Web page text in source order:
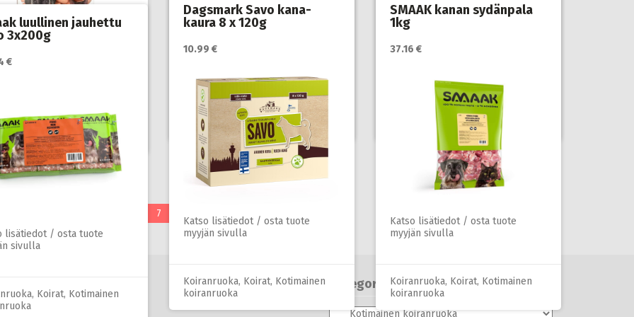
Katso lisätiedot / osta tuote
Koiranruoka,Koirat,Kotimainen
koiranruoka
lisätiedot / osta tuote
, Koirat
Kotimainen
Katso lisätiedot / osta tuote
Koiranruoka Koirat,Kotimainen
koiranruoka
Dagsmark Savo kana-
kaura 8 x 120g
10.99 €
Katso lisätiedot / osta tuote
myyjän sivulla
Koiranruoka, Koirat, Kotimainen
koiranruoka
SMAAK kanan sydänpala
1kg
37.16 €
Katso lisätiedot / osta tuote
myyjän sivulla
Koiranruoka, Koirat, Kotimainen
koiranruoka
luullinen jauhettu
3x200g
€
lisätiedot / osta tuote
sivulla
, Koirat, Kotimainen
PAGE
7 SEURAAVA SIVU
Kategoriat
Kategoriat